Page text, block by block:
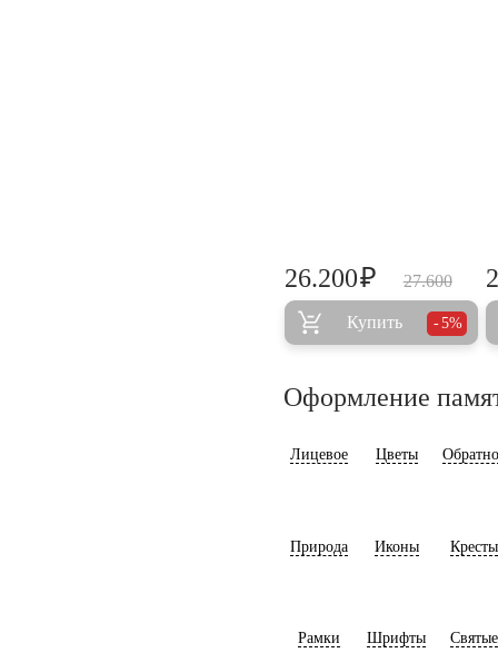
27.600
26.200₽
Купить 5%
Оформление
Лицевое Цветы
Природа Иконы Кресты
Рамки Шрифты Святые